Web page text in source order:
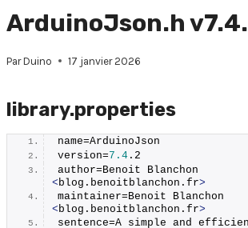
ArduinoJson.h
Par Duino 17 janvier 2026
library.properties
name=ArduinoJson
version=7.4 . 2
< blog. benoitblanchon . fr>
< blog. benoitblanchon . fr>